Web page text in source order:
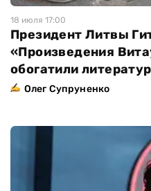
18 июля 17:00
Президент Литвы
«Произведения
обогатили
Олег Супруненко